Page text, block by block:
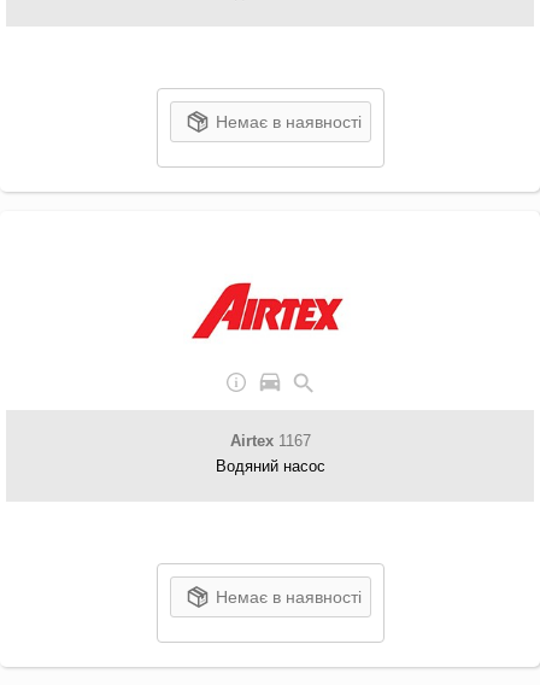
Немає в наявності
Airtex1167
Водяний насос
Немає в наявності